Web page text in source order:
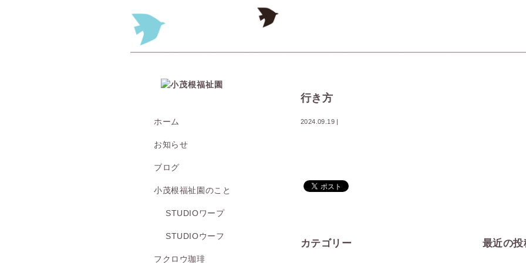
ホーム
お知らせ
ブログ
小茂根福祉園のこと
STUDIOワープ
STUDIOウーフ
フクロウ珈琲
行き方
2024.09.19
カテゴリー 最近の投